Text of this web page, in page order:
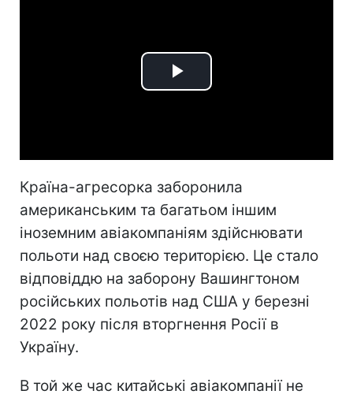
Play
Країна-агресорка заборонила
американським та багатьом іншим
іноземним авіакомпаніям здійснювати
польоти над своєю територією. Це стало
відповіддю на заборону Вашингтоном
російських польотів над США у березні
2022 року після вторгнення Росії в
Україну.
В той же час китайські авіакомпанії не